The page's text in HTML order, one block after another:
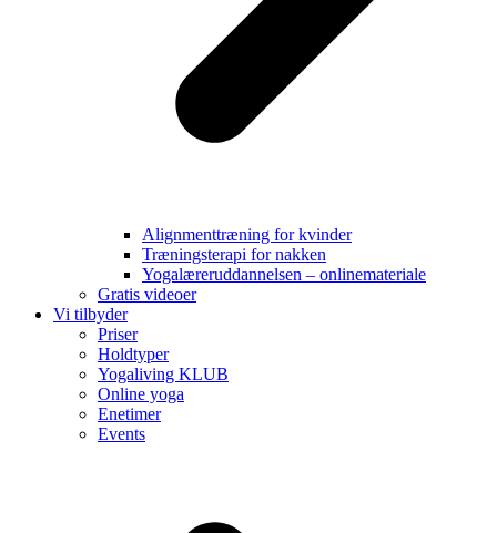
Alignmenttræning for kvinder
Træningsterapi for nakken
Yogalæreruddannelsen – onlinemateriale
Gratis videoer
Vi tilbyder
Priser
Holdtyper
Yogaliving KLUB
Online yoga
Enetimer
Events